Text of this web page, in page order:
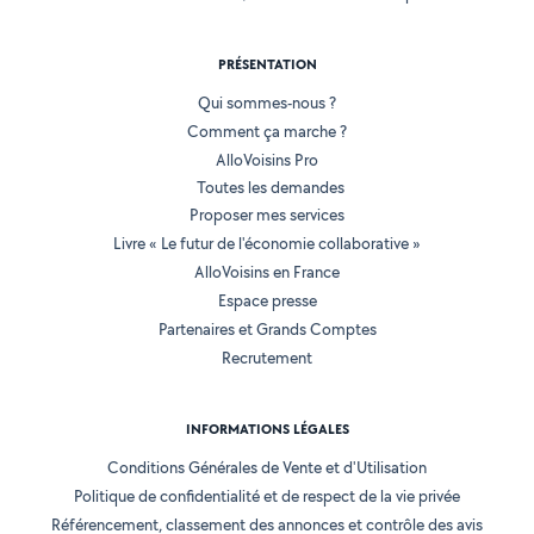
PRÉSENTATION
Qui sommes-nous ?
Comment ça marche ?
AlloVoisins Pro
Toutes les demandes
Proposer mes services
Livre « Le futur de l'économie collaborative »
AlloVoisins en France
Espace presse
Partenaires et Grands Comptes
Recrutement
INFORMATIONS LÉGALES
Conditions Générales de Vente et d'Utilisation
Politique de confidentialité et de respect de la vie privée
Référencement, classement des annonces et contrôle des avis